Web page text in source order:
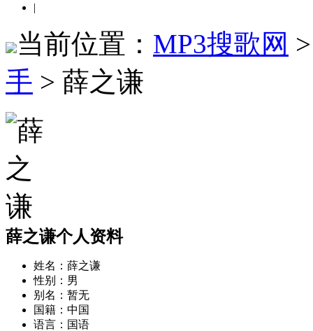
|
当前位置： MP3搜歌网
手 > 薛之谦
薛之谦个人资料
姓名： 薛之谦
性别： 男
别名： 暂无
国籍： 中国
语言： 国语